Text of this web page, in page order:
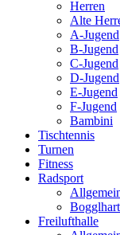
Herren
Alte
A-Jugend
B-Jugend
C-Jugend
D-Jugend
E-Jugend
F-Jugend
Bambini
Tischtennis
Turnen
Fitness
Radsport
Freilufthalle